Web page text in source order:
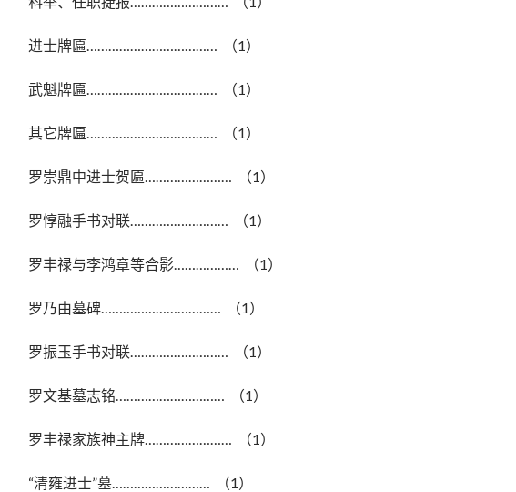
进士牌匾……………………………… （1）
武魁牌匾……………………………… （1）
其它牌匾……………………………… （1）
罗崇鼎中进士贺匾…………………… （1）
罗惇融手书对联……………………… （1）
罗丰禄与李鸿章等合影……………… （1）
罗乃由墓碑…………………………… （1）
罗振玉手书对联……………………… （1）
罗文基墓志铭………………………… （1）
罗丰禄家族神主牌…………………… （1）
“清雍进士”墓……………………… （1）